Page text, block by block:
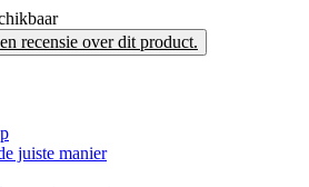
recensie over dit product.
juiste manier